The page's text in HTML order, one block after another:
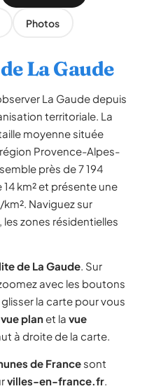
Photos
La Gaude
La Gaude depuis
territoriale. La
moyenne située
Provence-Alpes-
près de 7 194
km² et présente une
Naviguez sur
zones résidentielles
de La Gaude. Sur
avec les boutons
la carte pour vous
vue planet la vue
à droite de la carte.
de France sont
villes-en-france.fr.